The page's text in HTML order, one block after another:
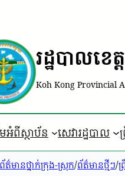
រដ្ឋបាលខេ
Koh Kong Provincial
អំពីស្ថាប័ន សេវារដ្ឋបាល
ព័ត៌មានថ្នាក់ក្រុង-ស្រុក/ព័ត៌មានថ្មីៗ/ព្